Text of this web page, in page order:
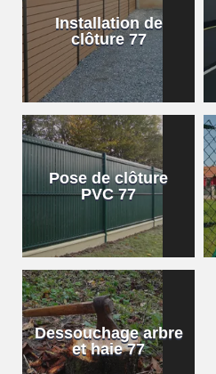
Installation de
clôture 77
Pose de clôture
PVC 77
Dessouchage arbre
et haie 77